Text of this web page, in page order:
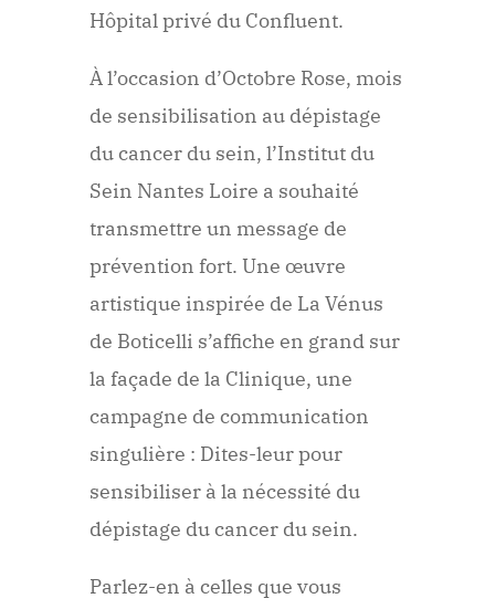
Hôpital privé du Confluent.
À l’occasion d’Octobre Rose, mois
de sensibilisation au dépistage
du cancer du sein, l’Institut du
Sein Nantes Loire a souhaité
transmettre un message de
prévention fort. Une œuvre
artistique inspirée de La Vénus
de Boticelli s’affiche en grand sur
la façade de la Clinique, une
campagne de communication
singulière : Dites-leur pour
sensibiliser à la nécessité du
dépistage du cancer du sein.
Parlez-en à celles que vous